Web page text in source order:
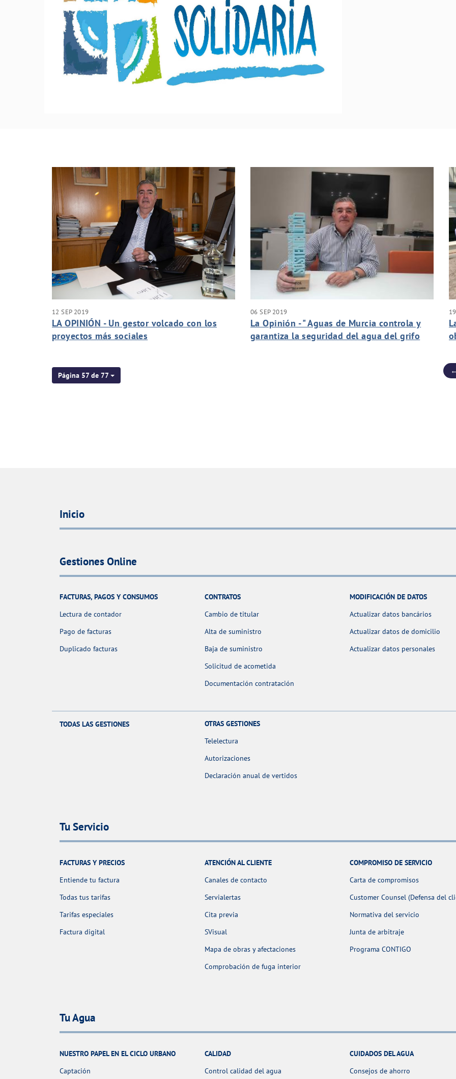
12 SEP 2019
LA OPINIÓN - Un gestor volcado con los
proyectos más sociales
06 SEP 2019
La Opinión - " Aguas de Murcia controla y
garantiza la seguridad del agua del grifo
Página 57 de 77
Inicio
Gestiones Online
FACTURAS, PAGOS Y CONSUMOS
Lectura de contador
Pago de facturas
Duplicado facturas
CONTRATOS
Cambio de titular
Alta de suministro
Baja de suministro
Solicitud de acometida
Documentación contratación
MODIFICACIÓN DE DATOS
Actualizar datos bancários
Actualizar datos de domicilio
Actualizar datos personales
TODAS LAS GESTIONES
OTRAS GESTIONES
Telelectura
Autorizaciones
Declaración anual de vertidos
Tu Servicio
FACTURAS Y PRECIOS
Entiende tu factura
Todas tus tarifas
Tarifas especiales
Factura digital
ATENCIÓN AL CLIENTE
Canales de contacto
Servialertas
Cita previa
SVisual
Mapa de obras y afectaciones
Comprobación de fuga interior
COMPROMISO DE SERVICIO
Carta de compromisos
Customer Counsel (Defensa del
Normativa del servicio
Junta de arbitraje
Programa CONTIGO
Tu Agua
NUESTRO PAPEL EN EL CICLO URBANO
Captación
CALIDAD
Control calidad del agua
CUIDADOS DEL AGUA
Consejos de ahorro